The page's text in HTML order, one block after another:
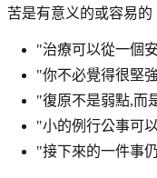
苦是有意义的或容易
"治療可以從一個
"你不必覺得很堅
"復原不是弱點,而
"小的例行公事可
"接下來的一件事